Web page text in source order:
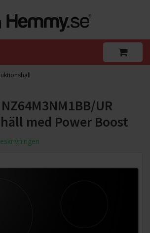
UR
med Power Boost